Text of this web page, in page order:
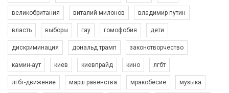
Зупинимо насильство проти ЛГБТ в Україні! Stop violence against LGBT in Ukraine!
великобритания виталий милонов владимир путин
власть выборы гау гомофобия дети
дискриминация дональд трамп законотворчество
камин-аут киев киевпрайд кино лгбт
лгбт-движение марш равенства мракобесие музыка